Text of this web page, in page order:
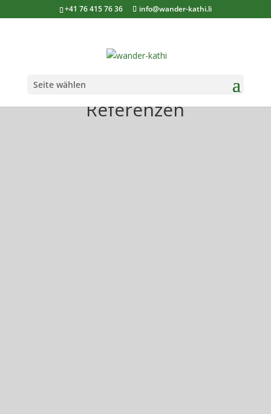
+41 76 415 76 36 info@wander-kathi.li
Seite wählen
Referenzen